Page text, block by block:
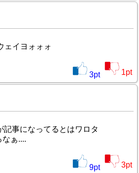
ェイヨォォォ
3pt 1pt
記事になってるとはワロタ
ぁ....
9pt 3pt